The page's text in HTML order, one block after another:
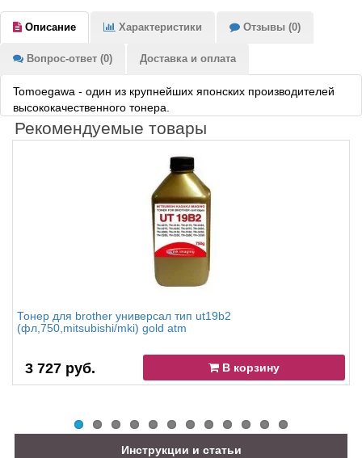
Описание Характеристики Отзывы (0)
Вопрос-ответ (0) Доставка и оплата
Tomoegawa - один из крупнейших японских производителей
высококачественного тонера.
Рекомендуемые товары
Тонер для brother универсал тип ut19b2
(фл,750,mitsubishi/mki) gold atm
3 727 руб. В корзину
Инструкции и статьи